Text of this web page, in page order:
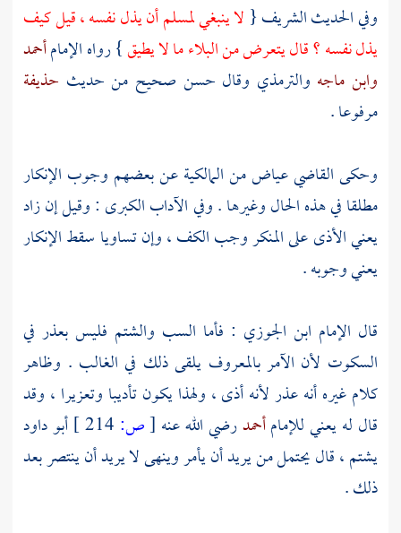
وفي الحديث الشريف { لا ينبغي لمسلم أن يذل نفسه ، قيل كيف
يذل نفسه ؟ قال يتعرض من البلاء ما لا يطيق} رواه الإمامأحمد
وابن ماجه والترمذي وقال حسن صحيح من حديث حذيفة
مرفوعا .
وحكى القاضيعياضمن المالكية عن بعضهم وجوب الإنكار
مطلقا في هذه الحال وغيرها . وفي الآداب الكبرى : وقيل إن زاد
يعني الأذى على المنكر وجب الكف ، وإن تساويا سقط الإنكار
يعني وجوبه .
قال الإمام ابن الجوزي : فأما السب والشتم فليس بعذر في
السكوت لأن الآمر بالمعروف يلقى ذلك في الغالب . وظاهر
كلام غيره أنه عذر لأنه أذى ، ولهذا يكون تأديبا وتعزيرا ، وقد
قال له يعني للإمامأحمدرضي الله عنه [ص:
أبو داود
يشتم ، قال يحتمل من يريد أن يأمر وينهى لا يريد أن ينتصر بعد
ذلك .